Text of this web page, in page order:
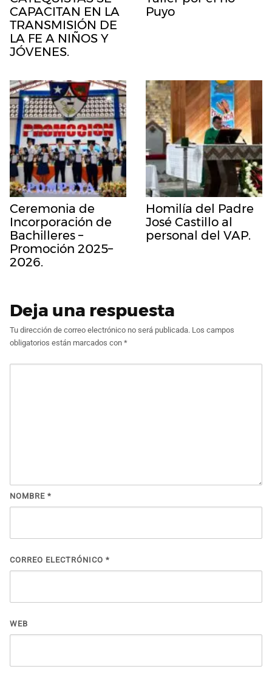
CAPACITAN EN LA
TRANSMISIÓN DE
LA FE A NIÑOS Y
JÓVENES.
Puyo
Ceremonia de
Incorporación de
Bachilleres –
Promoción 2025–
2026.
Homilía del Padre
José Castillo al
personal del VAP.
Deja una respuesta
Tu dirección de correo electrónico no será publicada. Los campos
obligatorios están marcados con *
NOMBRE *
CORREO ELECTRÓNICO *
WEB